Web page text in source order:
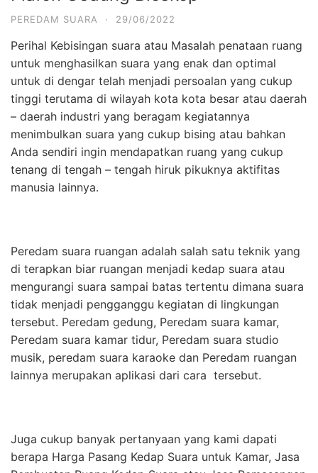
PEREDAM SUARA · 29/06/2022
Perihal Kebisingan suara atau Masalah penataan ruang
untuk menghasilkan suara yang enak dan optimal
untuk di dengar telah menjadi persoalan yang cukup
tinggi terutama di wilayah kota kota besar atau daerah
– daerah industri yang beragam kegiatannya
menimbulkan suara yang cukup bising atau bahkan
Anda sendiri ingin mendapatkan ruang yang cukup
tenang di tengah – tengah hiruk pikuknya aktifitas
manusia lainnya.
Peredam suara ruangan adalah salah satu teknik yang
di terapkan biar ruangan menjadi kedap suara atau
mengurangi suara sampai batas tertentu dimana suara
tidak menjadi pengganggu kegiatan di lingkungan
tersebut. Peredam gedung, Peredam suara kamar,
Peredam suara kamar tidur, Peredam suara studio
musik, peredam suara karaoke dan Peredam ruangan
lainnya merupakan aplikasi dari cara tersebut.
Juga cukup banyak pertanyaan yang kami dapati
berapa Harga Pasang Kedap Suara untuk Kamar, Jasa